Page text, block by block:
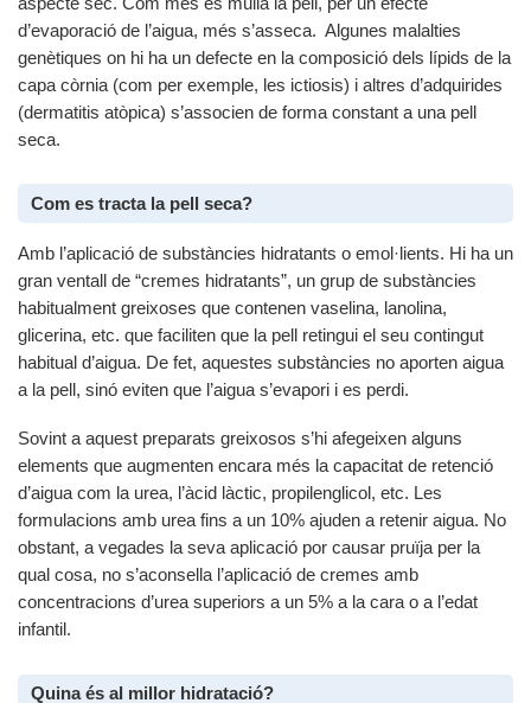
d’evaporació de l’aigua, més s’asseca. Algunes malalties
genètiques on hi ha un defecte en la composició dels lípids de la
capa còrnia (com per exemple, les ictiosis) i altres d’adquirides
(dermatitis atòpica) s’associen de forma constant a una pell
seca.
Com es tracta la pell seca?
Amb l’aplicació de substàncies hidratants o emol·lients. Hi ha un
gran ventall de “cremes hidratants”, un grup de substàncies
habitualment greixoses que contenen vaselina, lanolina,
glicerina, etc. que faciliten que la pell retingui el seu contingut
habitual d’aigua. De fet, aquestes substàncies no aporten aigua
a la pell, sinó eviten que l’aigua s’evapori i es perdi.
Sovint a aquest preparats greixosos s’hi afegeixen alguns
elements que augmenten encara més la capacitat de retenció
d’aigua com la urea, l’àcid làctic, propilenglicol, etc. Les
formulacions amb urea fins a un 10% ajuden a retenir aigua. No
obstant, a vegades la seva aplicació por causar pruïja per la
qual cosa, no s’aconsella l’aplicació de cremes amb
concentracions d’urea superiors a un 5% a la cara o a l’edat
infantil.
Quina és al millor hidratació?